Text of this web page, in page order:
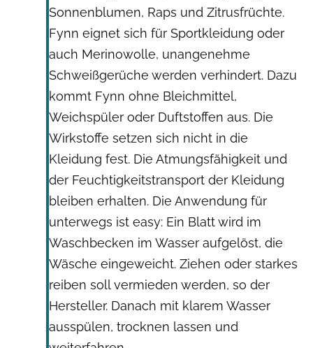
Sonnenblumen, Raps und Zitrusfrüchte.
Fynn eignet sich für Sportkleidung oder
auch Merinowolle, unangenehme
Schweißgerüche werden verhindert. Dazu
kommt Fynn ohne Bleichmittel,
Weichspüler oder Duftstoffen aus. Die
Wirkstoffe setzen sich nicht in die
Kleidung fest. Die Atmungsfähigkeit und
der Feuchtigkeitstransport der Kleidung
bleiben erhalten. Die Anwendung für
unterwegs ist easy: Ein Blatt wird im
Waschbecken im Wasser aufgelöst, die
Wäsche eingeweicht. Ziehen oder starkes
reiben soll vermieden werden, so der
Hersteller. Danach mit klarem Wasser
ausspülen, trocknen lassen und